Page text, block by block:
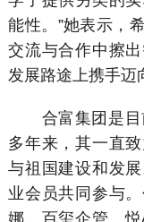
能性。”她表示，
交流与合作中擦
发展路途上携手迈
合富集团是目
多年来，其一直
与祖国建设和发
业会员共同参与
娜、百玺企管、